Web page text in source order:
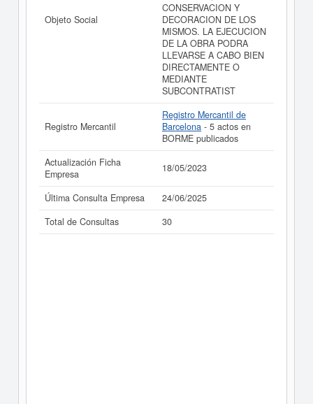
Objeto Social
CONSERVACION Y
DECORACION DE LOS
MISMOS. LA EJECUCION
DE LA OBRA PODRA
LLEVARSE A CABO BIEN
DIRECTAMENTE O
MEDIANTE
SUBCONTRATIST
Registro Mercantil
Registro Mercantil de
Barcelona - 5 actos en
BORME publicados
Actualización Ficha
Empresa
18/05/2023
Última Consulta Empresa
24/06/2025
Total de Consultas
30